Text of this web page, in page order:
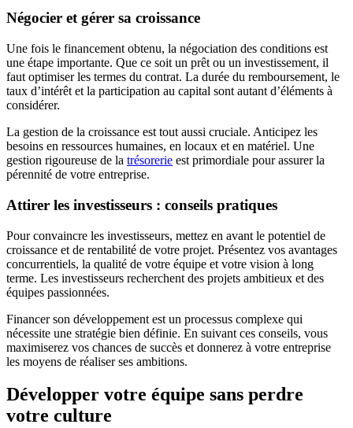
Négocier et gérer sa croissance
Une fois le financement obtenu, la négociation des conditions est
une étape importante. Que ce soit un prêt ou un investissement, il
faut optimiser les termes du contrat. La durée du remboursement, le
taux d’intérêt et la participation au capital sont autant d’éléments à
considérer.
La gestion de la croissance est tout aussi cruciale. Anticipez les
besoins en ressources humaines, en locaux et en matériel. Une
gestion rigoureuse de la trésorerie est primordiale pour assurer la
pérennité de votre entreprise.
Attirer les investisseurs : conseils pratiques
Pour convaincre les investisseurs, mettez en avant le potentiel de
croissance et de rentabilité de votre projet. Présentez vos avantages
concurrentiels, la qualité de votre équipe et votre vision à long
terme. Les investisseurs recherchent des projets ambitieux et des
équipes passionnées.
Financer son développement est un processus complexe qui
nécessite une stratégie bien définie. En suivant ces conseils, vous
maximiserez vos chances de succès et donnerez à votre entreprise
les moyens de réaliser ses ambitions.
Développer votre équipe sans perdre
votre culture